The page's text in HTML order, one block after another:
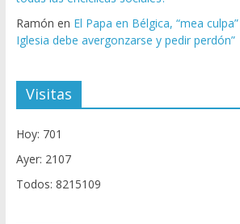
Ramón en El Papa en Bélgica, “mea
Iglesia debe avergonzarse y pedir perdón”
Visitas
Hoy: 701
Ayer: 2107
Todos: 8215109